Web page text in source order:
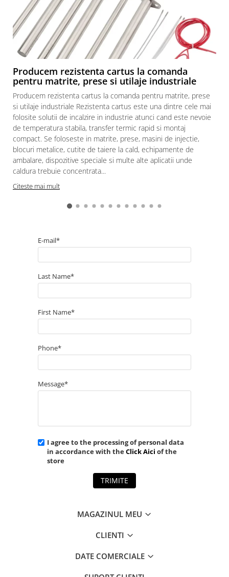
Producem rezistenta cartus la comanda
pentru matrite, prese si utilaje industriale
Producem rezistenta cartus la comanda pentru matrite, prese
si utilaje industriale Rezistenta cartus este una dintre cele mai
folosite solutii de incalzire in industrie atunci cand este nevoie
de temperatura stabila, transfer termic rapid si montaj
compact. Se foloseste in matrite, prese, masini de injectie,
blocuri metalice, cutite de taiere la cald, echipamente de
ambalare, dispozitive speciale si multe alte aplicatii unde
caldura trebuie concentrata...
Citeste mai mult
E-mail*
Last Name*
First Name*
Phone*
Message*
I agree to the processing of personal data
in accordance with theClick Aici of the
store
TRIMITE
MAGAZINUL MEU
CLIENTI
DATE COMERCIALE